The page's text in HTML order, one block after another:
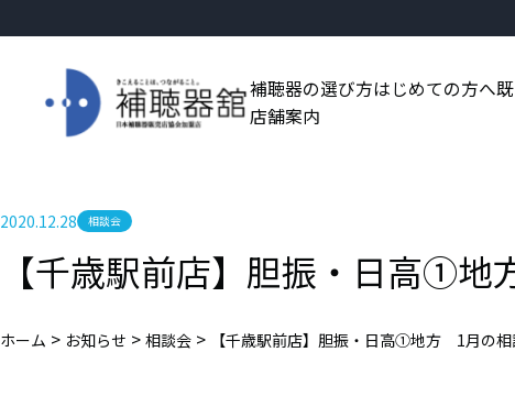
補聴器の選び方はじめての方へ
店舗案内
2020.12.28 相談会
【千歳駅前店】胆振・日高①
ホーム > お知らせ > 相談会 > 【千歳駅前店】胆振・日高①地方 1月の相